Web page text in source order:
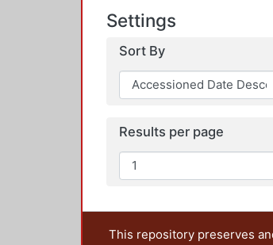
Settings
Sort By
Results per page
This repository preserves